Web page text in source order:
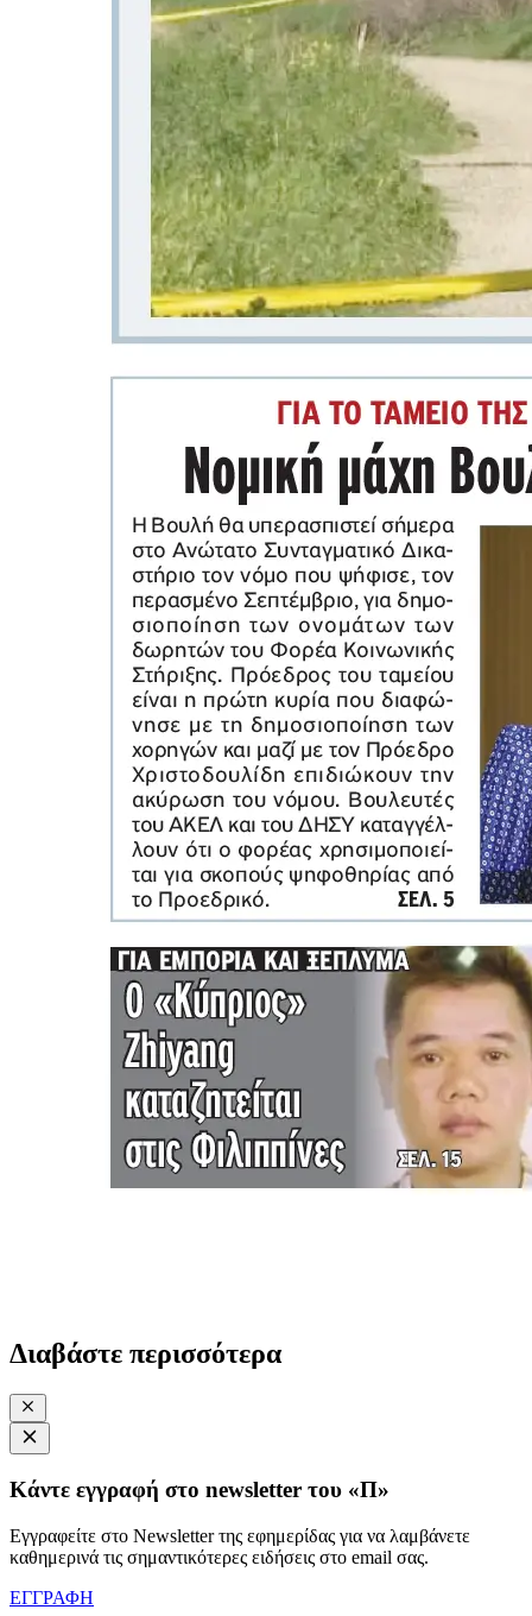
Διαβάστε περισσότερα
Κάντε εγγραφή στο newsletter του «Π»
Εγγραφείτε στο Newsletter της εφημερίδας για να λαμβάνετε
καθημερινά τις σημαντικότερες ειδήσεις στο email σας.
ΕΓΓΡΑΦΗ